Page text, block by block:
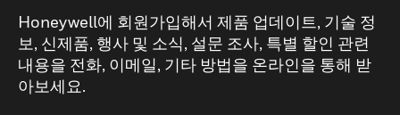
Honeywell에 회원가입해서 제품 업데이트, 기술 정
보, 신제품, 행사 및 소식, 설문 조사, 특별 할인 관련
내용을 전화, 이메일, 기타 방법을 온라인을 통해 받
아보세요.